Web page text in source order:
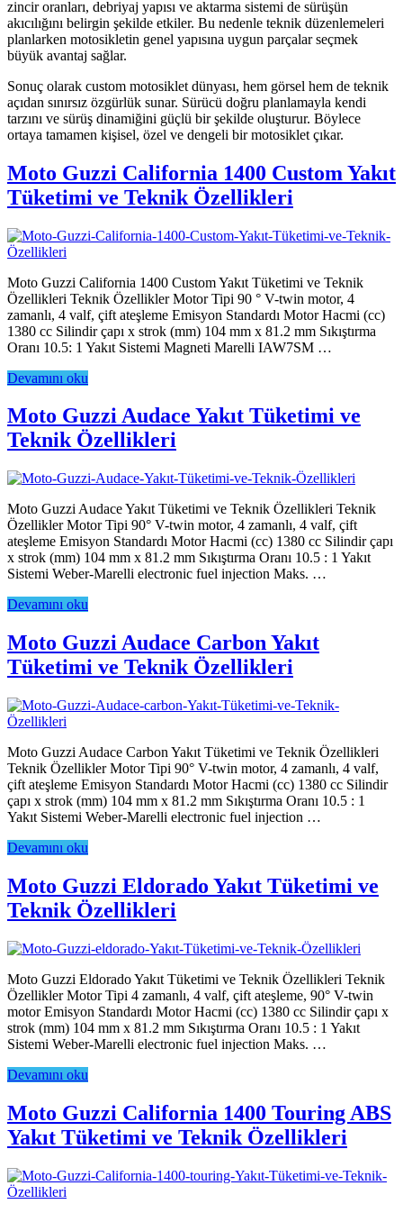
zincir oranları, debriyaj yapısı ve aktarma sistemi de sürüşün
akıcılığını belirgin şekilde etkiler. Bu nedenle teknik düzenlemeleri
planlarken motosikletin genel yapısına uygun parçalar seçmek
büyük avantaj sağlar.
Sonuç olarak custom motosiklet dünyası, hem görsel hem de teknik
açıdan sınırsız özgürlük sunar. Sürücü doğru planlamayla kendi
tarzını ve sürüş dinamiğini güçlü bir şekilde oluşturur. Böylece
ortaya tamamen kişisel, özel ve dengeli bir motosiklet çıkar.
Moto Guzzi California 1400 Custom Yakıt
Tüketimi ve Teknik Özellikleri
Moto Guzzi California 1400 Custom Yakıt Tüketimi ve Teknik
Özellikleri Teknik Özellikler Motor Tipi 90 ° V-twin motor, 4
zamanlı, 4 valf, çift ateşleme Emisyon Standardı Motor Hacmi (cc)
1380 cc Silindir çapı x strok (mm) 104 mm x 81.2 mm Sıkıştırma
Oranı 10.5: 1 Yakıt Sistemi Magneti Marelli IAW7SM …
Devamını oku
Moto Guzzi Audace Yakıt Tüketimi ve
Teknik Özellikleri
Moto Guzzi Audace Yakıt Tüketimi ve Teknik Özellikleri Teknik
Özellikler Motor Tipi 90° V-twin motor, 4 zamanlı, 4 valf, çift
ateşleme Emisyon Standardı Motor Hacmi (cc) 1380 cc Silindir çapı
x strok (mm) 104 mm x 81.2 mm Sıkıştırma Oranı 10.5 : 1 Yakıt
Sistemi Weber-Marelli electronic fuel injection Maks. …
Devamını oku
Moto Guzzi Audace Carbon Yakıt
Tüketimi ve Teknik Özellikleri
Moto Guzzi Audace Carbon Yakıt Tüketimi ve Teknik Özellikleri
Teknik Özellikler Motor Tipi 90° V-twin motor, 4 zamanlı, 4 valf,
çift ateşleme Emisyon Standardı Motor Hacmi (cc) 1380 cc Silindir
çapı x strok (mm) 104 mm x 81.2 mm Sıkıştırma Oranı 10.5 : 1
Yakıt Sistemi Weber-Marelli electronic fuel injection …
Devamını oku
Moto Guzzi Eldorado Yakıt Tüketimi ve
Teknik Özellikleri
Moto Guzzi Eldorado Yakıt Tüketimi ve Teknik Özellikleri Teknik
Özellikler Motor Tipi 4 zamanlı, 4 valf, çift ateşleme, 90° V-twin
motor Emisyon Standardı Motor Hacmi (cc) 1380 cc Silindir çapı x
strok (mm) 104 mm x 81.2 mm Sıkıştırma Oranı 10.5 : 1 Yakıt
Sistemi Weber-Marelli electronic fuel injection Maks. …
Devamını oku
Moto Guzzi California 1400 Touring ABS
Yakıt Tüketimi ve Teknik Özellikleri